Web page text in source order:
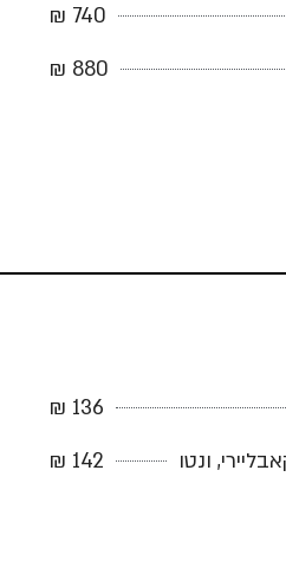
740 ₪
880 ₪
136 ₪
ונטו
142 ₪